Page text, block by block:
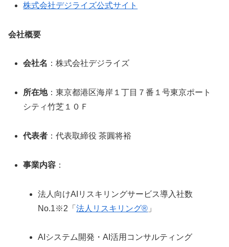
株式会社デジライズ公式サイト
会社概要
会社名 ：株式会社デジライズ
所在地：東京都港区海岸１丁目７番１号東京ポート
シティ竹芝１０Ｆ
代表者 ：代表取締役 茶圓将裕
事業内容 ：
法人向けAIリスキリングサービス導入社数
No.1※2「法人リスキリング® 」
AIシステム開発・AI活用コンサルティング